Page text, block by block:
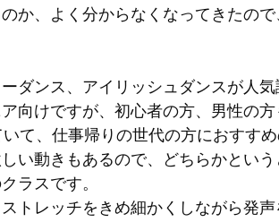
か、よく分からなくなってきたの
ダンス、アイリッシュダンスが人気
向けですが、初心者の方、男性の
て、仕事帰りの世代の方におすす
い動きもあるので、どちらかとい
ラスです。
トレッチをきめ細かくしながら発声